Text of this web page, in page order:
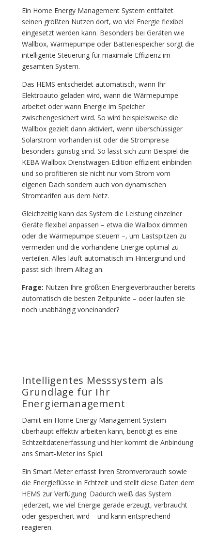
Ein Home Energy Management System entfaltet
seinen größten Nutzen dort, wo viel Energie flexibel
eingesetzt werden kann. Besonders bei Geräten wie
Wallbox, Wärmepumpe oder Batteriespeicher sorgt die
intelligente Steuerung für maximale Effizienz im
gesamten System.
Das HEMS entscheidet automatisch, wann Ihr
Elektroauto geladen wird, wann die Wärmepumpe
arbeitet oder wann Energie im Speicher
zwischengesichert wird. So wird beispielsweise die
Wallbox gezielt dann aktiviert, wenn überschüssiger
Solarstrom vorhanden ist oder die Strompreise
besonders günstig sind. So lässt sich zum Beispiel die
KEBA Wallbox Dienstwagen-Edition effizient einbinden
und so profitieren sie nicht nur vom Strom vom
eigenen Dach sondern auch von dynamischen
Stromtarifen aus dem Netz.
Gleichzeitig kann das System die Leistung einzelner
Geräte flexibel anpassen – etwa die Wallbox dimmen
oder die Wärmepumpe steuern –, um Lastspitzen zu
vermeiden und die vorhandene Energie optimal zu
verteilen. Alles läuft automatisch im Hintergrund und
passt sich Ihrem Alltag an.
Frage: Nutzen Ihre größten Energieverbraucher bereits
automatisch die besten Zeitpunkte – oder laufen sie
noch unabhängig voneinander?
Intelligentes Messsystem als
Grundlage für Ihr
Energiemanagement
Damit ein Home Energy Management System
überhaupt effektiv arbeiten kann, benötigt es eine
Echtzeitdatenerfassung und hier kommt die Anbindung
ans Smart-Meter ins Spiel.
Ein Smart Meter erfasst Ihren Stromverbrauch sowie
die Energieflüsse in Echtzeit und stellt diese Daten dem
HEMS zur Verfügung. Dadurch weiß das System
jederzeit, wie viel Energie gerade erzeugt, verbraucht
oder gespeichert wird – und kann entsprechend
reagieren.